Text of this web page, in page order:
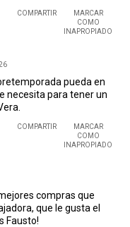
COMPARTIR
MARCAR
COMO
INAPROPIADO
pueda en
necesita para tener un
COMPARTIR
MARCAR
COMO
INAPROPIADO
compras que
que le gusta el
Fausto!